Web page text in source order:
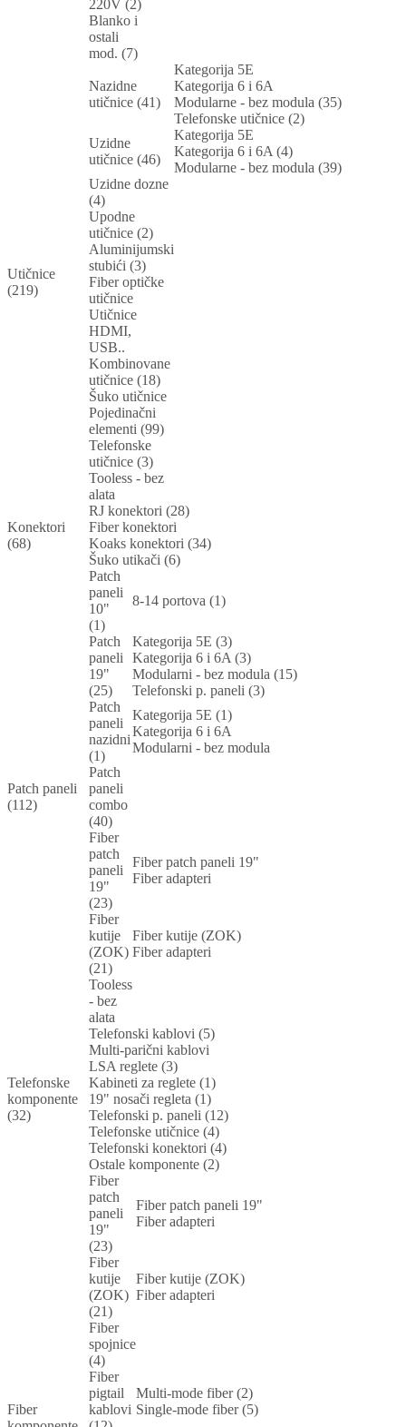
220V (2)
Blanko i
ostali
mod. (7)
Utičnice
(219)
Nazidne
utičnice (41)
Kategorija 5E
Kategorija 6 i 6A
Modularne - bez modula (35)
Telefonske utičnice (2)
Uzidne
utičnice (46)
Kategorija 5E
Kategorija 6 i 6A (4)
Modularne - bez modula (39)
Uzidne dozne
(4)
Upodne
utičnice (2)
Aluminijumski
stubići (3)
Fiber optičke
utičnice
Utičnice
HDMI,
USB..
Kombinovane
utičnice (18)
Šuko utičnice
Pojedinačni
elementi (99)
Telefonske
utičnice (3)
Tooless - bez
alata
Konektori
(68)
RJ konektori (28)
Fiber konektori
Koaks konektori (34)
Šuko utikači (6)
Patch paneli
(112)
Patch
paneli
10"
(1)
8-14 portova (1)
Patch
paneli
19"
(25)
Kategorija 5E (3)
Kategorija 6 i 6A (3)
Modularni - bez modula (15)
Telefonski p. paneli (3)
Patch
paneli
nazidni
(1)
Kategorija 5E (1)
Kategorija 6 i 6A
Modularni - bez modula
Patch
paneli
combo
(40)
Fiber
patch
paneli
19"
(23)
Fiber patch paneli 19"
Fiber adapteri
Fiber
kutije
(ZOK)
(21)
Fiber kutije (ZOK)
Fiber adapteri
Tooless
- bez
alata
Telefonske
komponente
(32)
Telefonski kablovi (5)
Multi-parični kablovi
LSA reglete (3)
Kabineti za reglete (1)
19" nosači regleta (1)
Telefonski p. paneli (12)
Telefonske utičnice (4)
Telefonski konektori (4)
Ostale komponente (2)
Fiber
Fiber
patch
paneli
19"
(23)
Fiber patch paneli 19"
Fiber adapteri
Fiber
kutije
(ZOK)
(21)
Fiber kutije (ZOK)
Fiber adapteri
Fiber
spojnice
(4)
Fiber
pigtail
kablovi
Multi-mode fiber (2)
Single-mode fiber (5)